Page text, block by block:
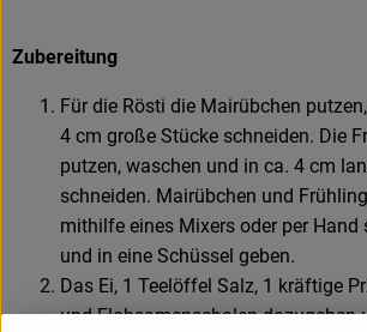
Zubereitung
Für die Rösti die Mairübchen
4 cm große Stücke schneiden. Die
putzen, waschen und in ca. 4 cm
schneiden. Mairübchen und
mithilfe eines Mixers oder per Hand
und in eine Schüssel geben.
Das Ei, 1 Teelöffel Salz, 1 kräftige
und Flohsamenschalen dazugeben